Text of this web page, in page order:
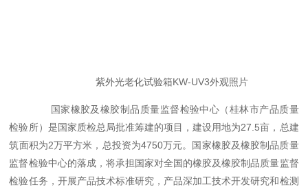
紫外光老化试验箱KW-UV3外观照片
国家橡胶及橡胶制品质量监督检验中心（桂林市产品质量
检验所）是国家质检总局批准筹建的项目，建设用地为27.5亩，总建
筑面积为2万平方米，总投资为4750万元。国家橡胶及橡胶制品质量
监督检验中心的落成，将承担国家对全国的橡胶及橡胶制品质量监督
检验任务，开展产品技术标准研究，产品深加工技术开发研究和检测